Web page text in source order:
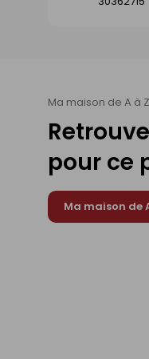
Ma maison de A à Z
pour ce
Ma maison de